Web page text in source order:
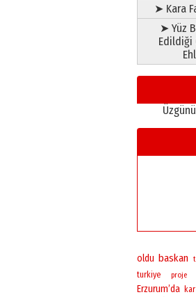
➤ Kara
➤ Yüz
Edildiği
oldu baskan
turkiye proje
Erzurum’da kar